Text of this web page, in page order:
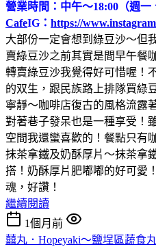
營業時間：中午～18:00（週一
CafeIG： https://
大部份一定會想到綠豆沙～但
賣綠豆沙之前其實是間早午餐
轉賣綠豆沙我覺得好可惜喔！
的双生，跟民族路上排隊買綠
寧靜～咖啡店復古的風格流露
對著巷子發呆也是一種享受！
空間我還蠻喜歡的！餐點只有
抹茶拿鐵及奶酥厚片～抹茶拿
搭！奶酥厚片肥嘟嘟的好可愛
魂，好讚！
繼續閱讀
1個月前
囍丸．Hopeyaki～鹽埕區蔬食